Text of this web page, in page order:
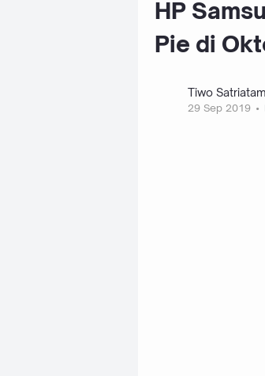
HP
Pie di
Tiwo
29 Sep 2019